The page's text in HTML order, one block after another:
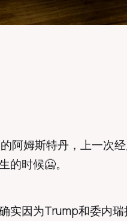
阿姆斯特丹，上一次
的时候🥶。
实因为Trump和委内